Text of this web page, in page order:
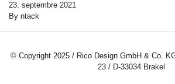
23. septembre 2021
By ntack
© Copyright 2025 / Rico Design GmbH & Co.
23 / D-33034 Brakel